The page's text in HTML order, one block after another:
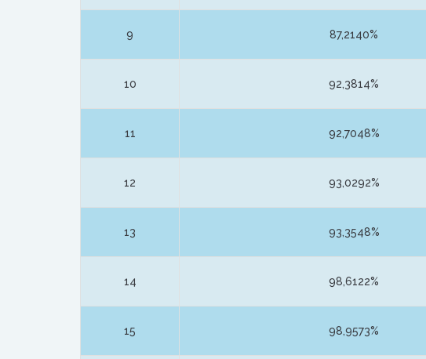
9 87,2140%
10 92,3814%
11 92,7048%
12 93,0292%
13 93,3548%
14 98,6122%
15 98,9573%